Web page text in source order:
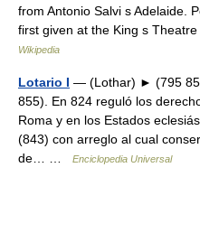
from Antonio Salvi s Adelaide.
first given at the King s
Wikipedia
Lotario I — (Lothar) ► (795
855). En 824 reguló los
Roma y en los Estados
(843) con arreglo al cual
de… …
Enciclopedia Universal